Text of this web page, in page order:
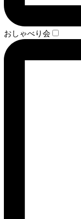
おしゃべり会